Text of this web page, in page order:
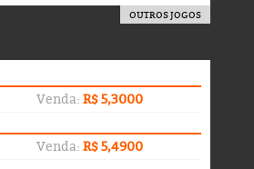
OUTROS JOGOS
Venda: R$ 5,3000
Venda: R$ 5,4900